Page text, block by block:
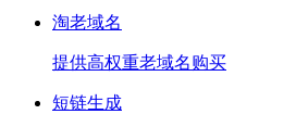
淘老域名
提供高权重老域名购买
短链生成